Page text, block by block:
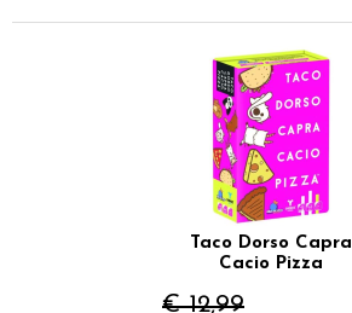
Taco Dorso Capra
Cacio Pizza
€ 12,99